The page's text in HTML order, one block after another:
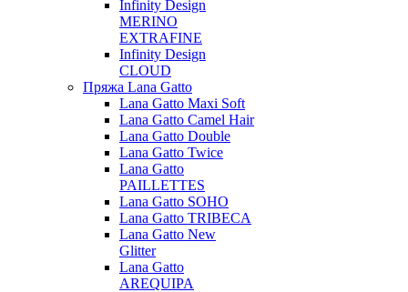
Infinity Design
MERINO
EXTRAFINE
Infinity Design
CLOUD
Пряжа Lana Gatto
Lana Gatto Maxi Soft
Lana Gatto Camel Hair
Lana Gatto Double
Lana Gatto Twice
Lana Gatto
PAILLETTES
Lana Gatto SOHO
Lana Gatto TRIBECA
Lana Gatto New
Glitter
Lana Gatto
AREQUIPA